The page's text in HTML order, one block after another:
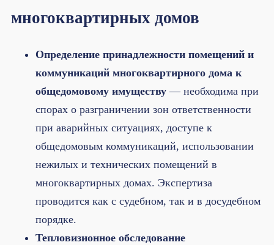
многоквартирных домов
Определение принадлежности помещений и
коммуникаций многоквартирного дома к
общедомовому имуществу — необходима при
спорах о разграничении зон ответственности
при аварийных ситуациях, доступе к
общедомовым коммуникаций, использовании
нежилых и технических помещений в
многоквартирных домах. Экспертиза
проводится как с судебном, так и в досудебном
порядке.
Тепловизионное обследование